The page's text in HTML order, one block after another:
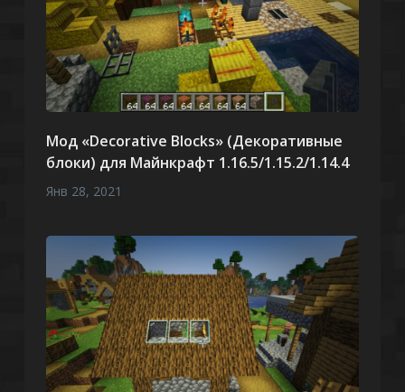
Мод «Decorative Blocks» (Декоративные
блоки) для Майнкрафт 1.16.5/1.15.2/1.14.4
Янв 28, 2021